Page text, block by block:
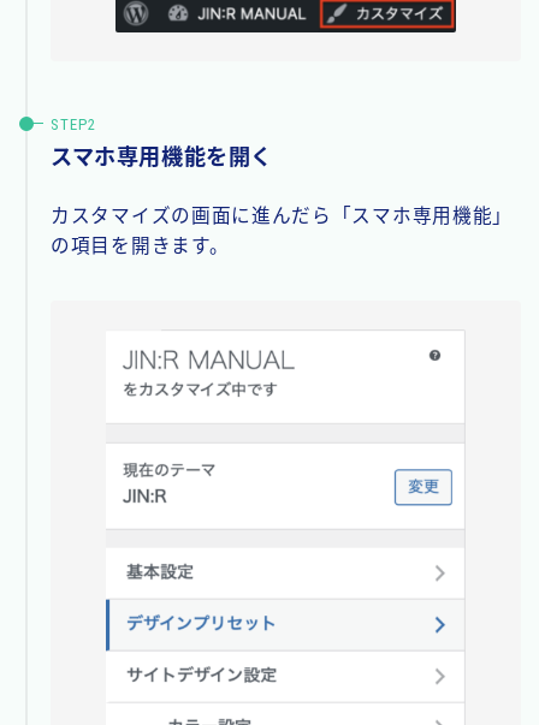
スマホ専用機能を開く
カスタマイズの画面に進んだら「スマホ専用機能」
の項目を開きます。